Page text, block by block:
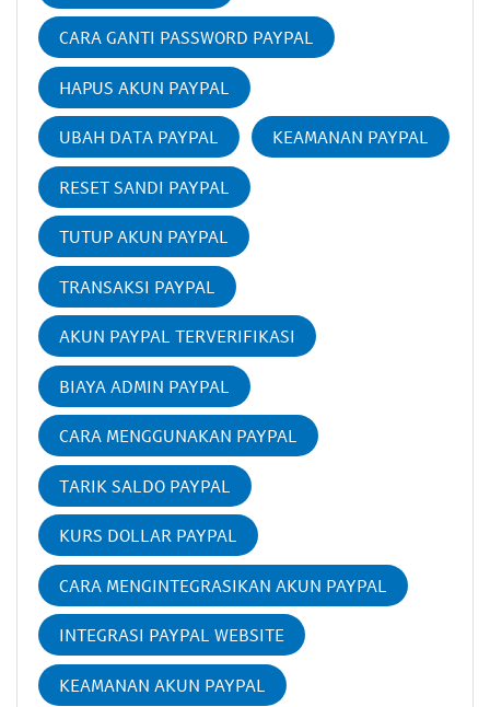
CARA GANTI PASSWORD PAYPAL
HAPUS AKUN PAYPAL
UBAH DATA PAYPAL KEAMANAN PAYPAL
RESET SANDI PAYPAL
TUTUP AKUN PAYPAL
TRANSAKSI PAYPAL
AKUN PAYPAL TERVERIFIKASI
BIAYA ADMIN PAYPAL
CARA MENGGUNAKAN PAYPAL
TARIK SALDO PAYPAL
KURS DOLLAR PAYPAL
CARA MENGINTEGRASIKAN AKUN PAYPAL
INTEGRASI PAYPAL WEBSITE
KEAMANAN AKUN PAYPAL